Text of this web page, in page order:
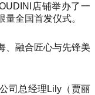
店铺举办了一
全国首发仪式。
、融合匠心与先锋美
司总经理Lily（贾丽